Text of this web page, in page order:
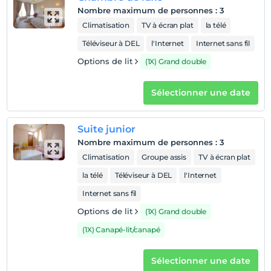
tout et trouverons la paix souhaitée.
Afficher sur la
carte
enregistrement
Après 14:00
Vérifier
Avant 12:00
Animaux non admis
chambres non fumeur
Les bébés de moins de 2 ne sont pas facturés
Nombre maximum de personnes : 3
Climatisation TV à écran plat
la télé
Téléviseur à DEL
l'Internet Internet sans fil
Options de lit (1X) Grand double
Sélectionner une date
Suite junior
Nombre maximum de personnes : 3
Climatisation Groupe assis
TV à écran plat
la télé
Téléviseur à DEL
l'Internet
Internet sans fil
Options de lit
(1X) Grand double
(1X) Canapé-lit/canapé
Sélectionner une date